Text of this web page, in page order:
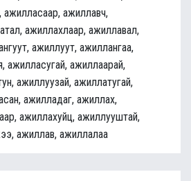
ажиллавч,
ажиллахлаар, ажиллавал,
ажиллуут, ажиллангаа,
ажилласугай, ажиллаарай,
ажиллуузай, ажиллатугай,
ажилладаг, ажиллах,
ажиллахуйц, ажиллууштай,
ажиллав, ажиллалаа